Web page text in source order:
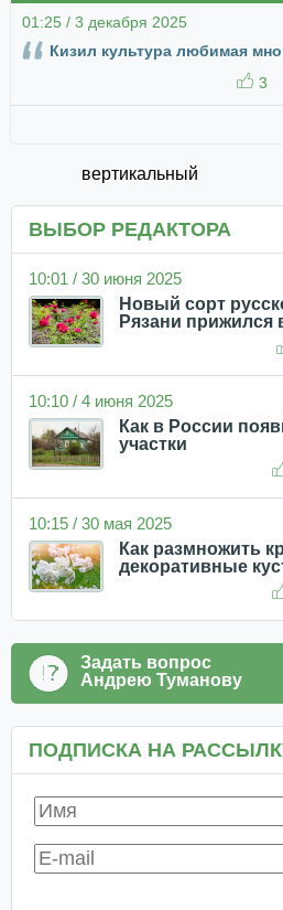
01:25 / 3 декабря 2025
Кизил культура любимая
3
вертикальный
ВЫБОР РЕДАКТОРА
10:01 / 30 июня 2025
Новый сорт
Рязани прижился
10:10 / 4 июня 2025
Как в России
участки
10:15 / 30 мая 2025
Как размножить
декоративные
Задать вопрос
Андрею Туманову
ПОДПИСКА НА